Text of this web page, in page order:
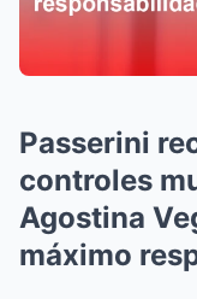
Passerini
controles
Agostina
máximo